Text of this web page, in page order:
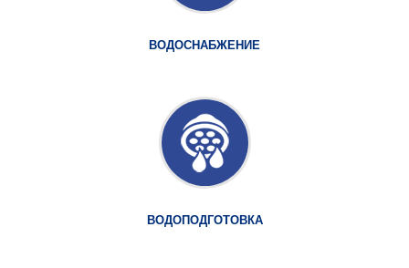
ВОДОСНАБЖЕНИЕ
ВОДОПОДГОТОВКА